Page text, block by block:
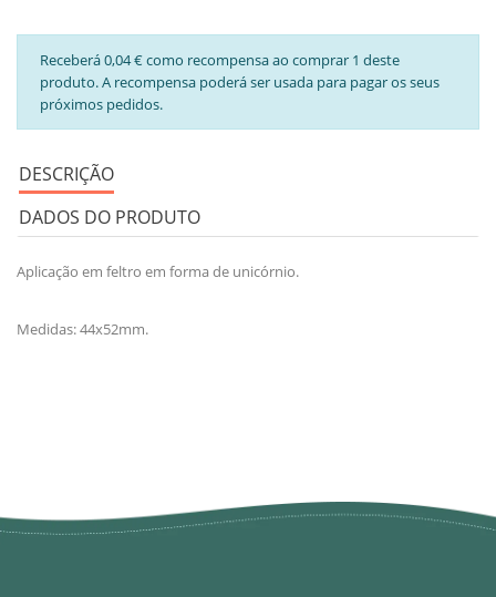
Receberá 0,04 € como recompensa ao comprar 1 deste
produto. A recompensa poderá ser usada para pagar os seus
próximos pedidos.
DESCRIÇÃO
DADOS DO PRODUTO
Aplicação em feltro em forma de unicórnio.
Medidas: 44x52mm.